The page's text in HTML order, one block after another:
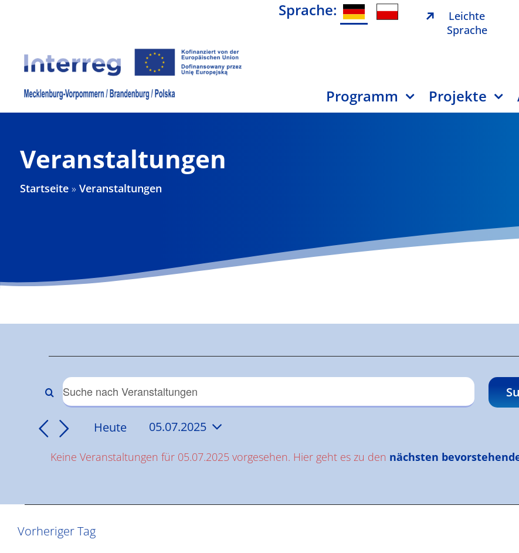
Sprache:
Leichte
Sprache
Programm Projekte
Veranstaltungen
Startseite »Veranstaltungen
Veranstaltungen
für
05.07.2025
Hinweis
Keine Veranstaltungen für 05.07.2025 vorgesehen. Hier geht es zu den nächsten
Veranstaltungen
Suche
und
Navigation
Bitte
eingeben.
nach
Heute 05.07.2025
wählen.
Vorheriger Tag